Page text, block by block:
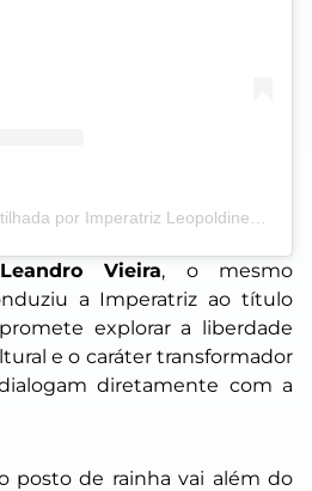
Leandro Vieira, o mesmo
a Imperatriz ao título
explorar a liberdade
e o caráter transformador
diretamente com a
posto de rainha vai além do